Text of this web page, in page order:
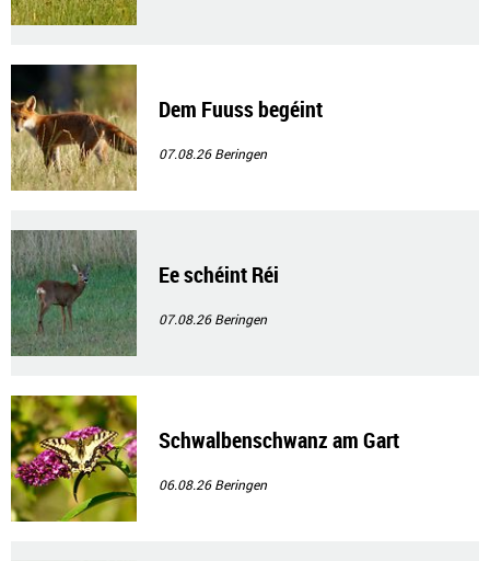
Dem Fuuss begéint
07.08.26Beringen
Ee schéint Réi
07.08.26Beringen
Schwalbenschwanz am Gart
06.08.26Beringen